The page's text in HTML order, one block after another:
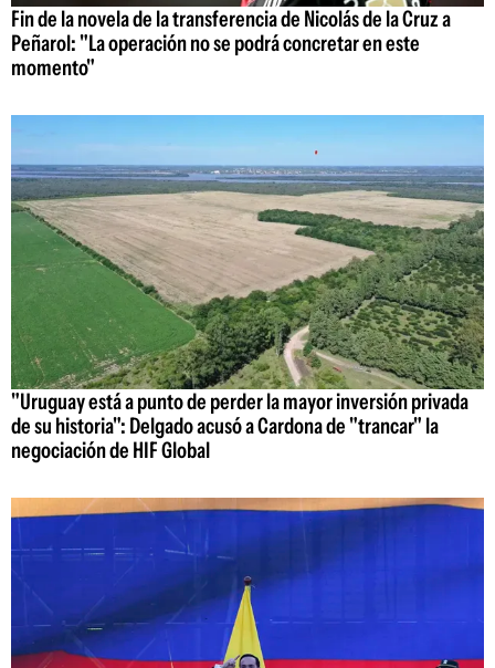
Fin de la novela de la transferencia de Nicolás de la Cruz a
Peñarol: "La operación no se podrá concretar en este
momento"
"Uruguay está a punto de perder la mayor inversión privada
de su historia": Delgado acusó a Cardona de "trancar" la
negociación de HIF Global